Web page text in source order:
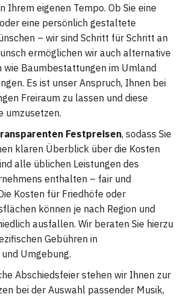
Ihrem eigenen Tempo. Ob Sie eine
eine persönlich gestaltete
– wir sind Schritt für Schritt an
ermöglichen wir auch alternative
Baumbestattungen im Umland
Es ist unser Anspruch, Ihnen bei
Freiraum zu lassen und diese
umzusetzen.
Festpreisen, sodass Sie
klaren Überblick über die Kosten
alle üblichen Leistungen des
enthalten – fair und
Kosten für Friedhöfe oder
können je nach Region und
ausfallen. Wir beraten Sie hierzu
Gebühren in
Umgebung.
Abschiedsfeier stehen wir Ihnen zur
bei der Auswahl passender Musik,